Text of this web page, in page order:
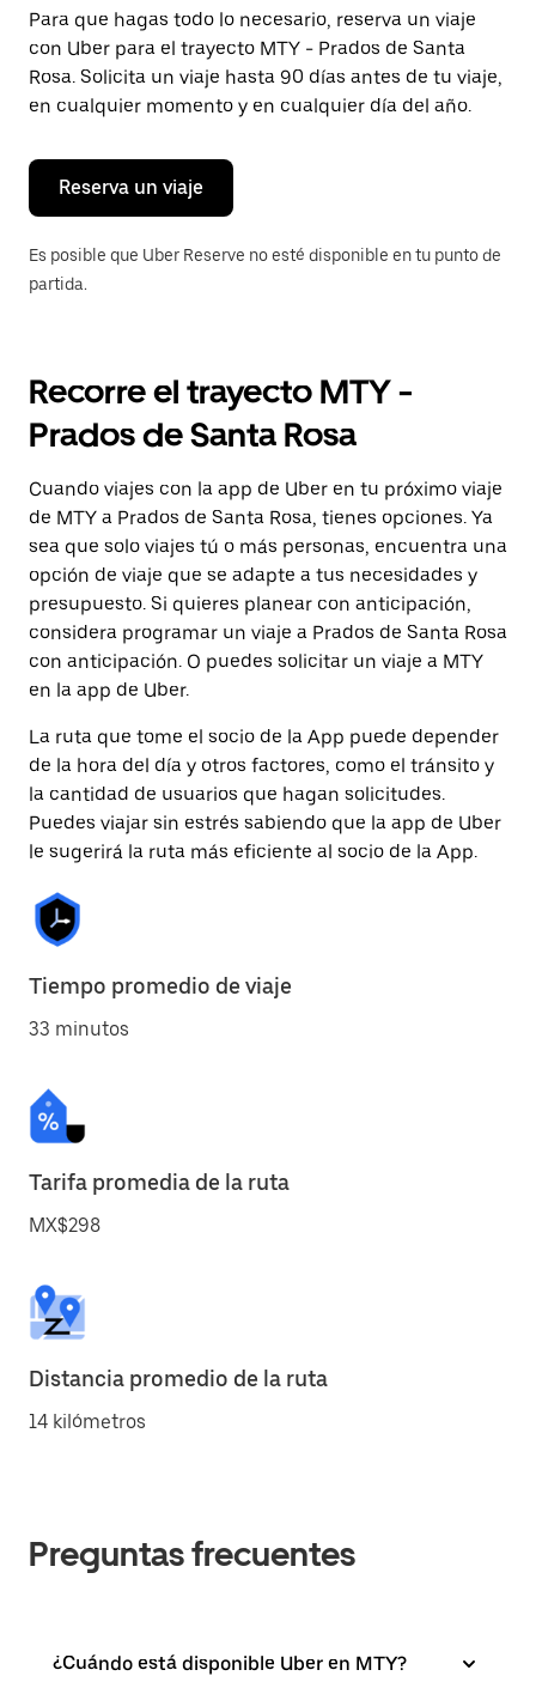
Presiona
la
tecla Esc
para
cerrar
el
Para que hagas todo lo necesario, reserva un viaje
con Uber para el trayecto MTY - Prados de Santa
Rosa. Solicita un viaje hasta 90 días antes de tu viaje,
en cualquier momento y en cualquier día del año.
Reserva un viaje
Es posible que Uber Reserve no esté disponible en tu punto de
partida.
Recorre el trayecto MTY -
Prados de Santa Rosa
Cuando viajes con la app de Uber en tu próximo viaje
de MTY a Prados de Santa Rosa, tienes opciones. Ya
sea que solo viajes tú o más personas, encuentra una
opción de viaje que se adapte a tus necesidades y
presupuesto. Si quieres planear con anticipación,
considera programar un viaje a Prados de Santa Rosa
con anticipación. O puedes solicitar un viaje a MTY
en la app de Uber.
La ruta que tome el socio de la App puede depender
de la hora del día y otros factores, como el tránsito y
la cantidad de usuarios que hagan solicitudes.
Puedes viajar sin estrés sabiendo que la app de Uber
le sugerirá la ruta más eficiente al socio de la App.
Tiempo promedio de viaje
33 minutos
Tarifa promedia de la ruta
MX$298
Distancia promedio de la ruta
14 kilómetros
Preguntas frecuentes
¿Cuándo está disponible Uber en MTY?